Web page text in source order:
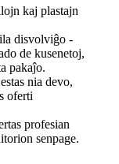
kaj plastajn
disvolviĝo -
de kusenetoj,
pakaĵo.
nia devo,
oferti
profesian
senpage.